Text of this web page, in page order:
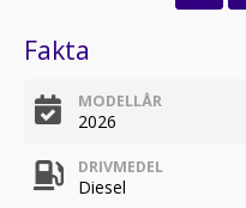
Fakta
MODELLÅR
2026
DRIVMEDEL
Diesel